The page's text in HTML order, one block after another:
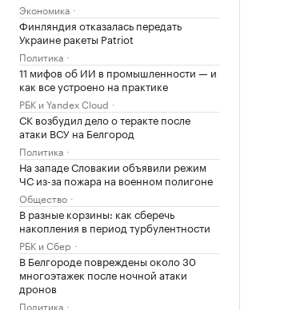
Экономика
Финляндия отказалась передать
Украине ракеты Patriot
Политика
11 мифов об ИИ в промышленности — и
как все устроено на практике
РБК и Yandex Cloud
СК возбудил дело о теракте после
атаки ВСУ на Белгород
Политика
На западе Словакии объявили режим
ЧС из-за пожара на военном полигоне
Общество
В разные корзины: как сберечь
накопления в период турбулентности
РБК и Сбер
В Белгороде повреждены около 30
многоэтажек после ночной атаки
дронов
Политика